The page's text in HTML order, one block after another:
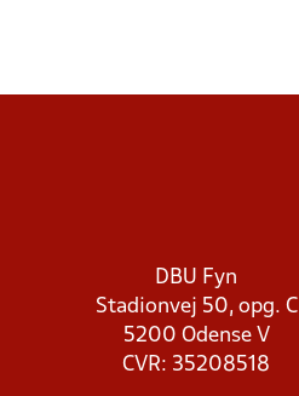
DBU Fyn
Stadionvej 50, opg. C
5200 Odense V
CVR: 35208518